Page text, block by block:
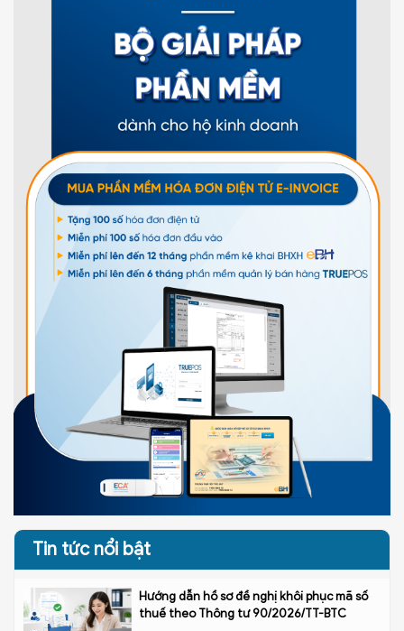
Tin tức nổi bật
Hướng dẫn hồ sơ đề nghị khôi phục mã số
thuế theo Thông tư 90/2026/TT-BTC